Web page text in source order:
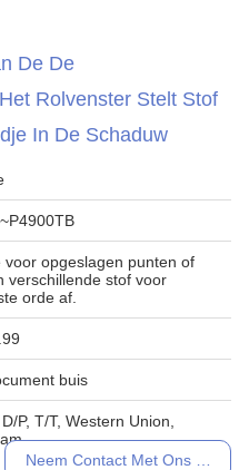
De De
Rolvenster Stelt Stof
In De Schaduw
voor opgeslagen punten of
verschillende stof voor
orde af.
buis
P, T/T, Western Union,
Neem Contact Met Ons Op